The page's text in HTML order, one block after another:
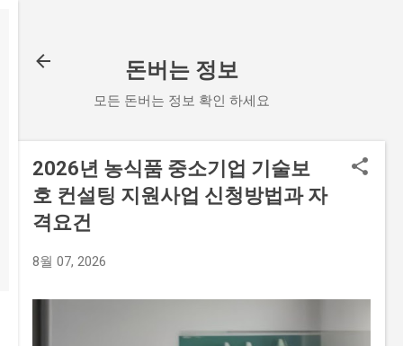
돈버는 정보
모든 돈버는 정보 확인 하세요
2026년 농식품 중소기업 기술보
호 컨설팅 지원사업 신청방법과 자
격요건
8월 07, 2026